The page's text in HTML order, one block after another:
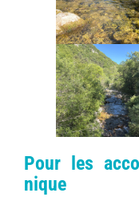
Pour les
nique